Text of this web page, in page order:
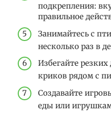
подкрепления:
правильное
Занимайтесь с
несколько раз в
Избегайте
криков рядом с
Создавайте
еды или